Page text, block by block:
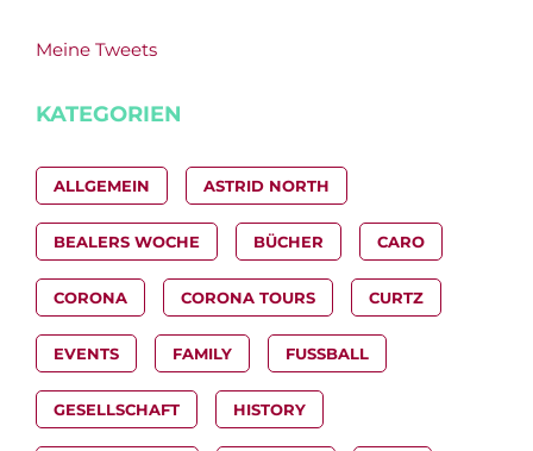
Meine Tweets
KATEGORIEN
ALLGEMEIN ASTRID NORTH
BEALERS WOCHE BÜCHER CARO
CORONA CORONA TOURS CURTZ
EVENTS FAMILY FUSSBALL
GESELLSCHAFT HISTORY